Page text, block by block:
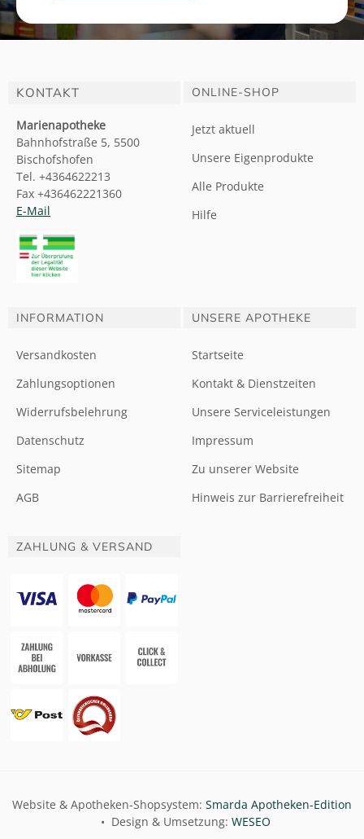
KONTAKT
Marienapotheke
Bahnhofstraße 5, 5500
Bischofshofen
Tel. +4364622213
Fax +436462221360
E-Mail
ONLINE-SHOP
Jetzt aktuell
Unsere Eigenprodukte
Alle Produkte
Hilfe
INFORMATION
Versandkosten
Zahlungsoptionen
Widerrufsbelehrung
Datenschutz
Sitemap
AGB
UNSERE APOTHEKE
Startseite
Kontakt & Dienstzeiten
Unsere Serviceleistungen
Impressum
Zu unserer Website
Hinweis zur Barrierefreiheit
ZAHLUNG & VERSAND
Website & Apotheken-Shopsystem: Smarda Apotheken-Edition
• Design & Umsetzung: WESEO